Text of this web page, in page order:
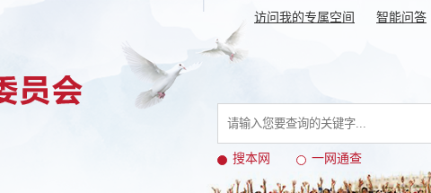
访问我的专属空间 智能问答
搜本网 一网通查